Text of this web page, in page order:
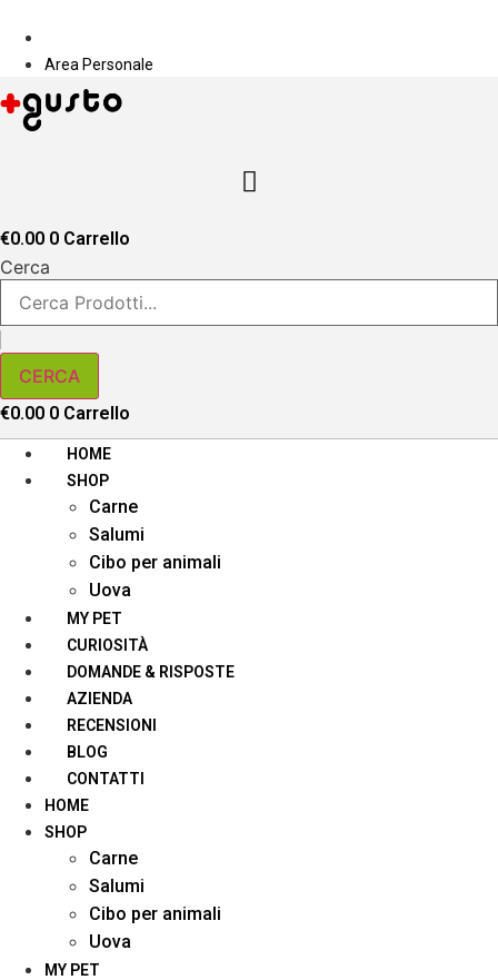
contenutoArea Personale
€0.00 0 Carrello
Cerca
CERCA
€0.00 0 Carrello
HOME
SHOP
Carne
Salumi
Cibo per animali
Uova
MY PET
CURIOSITÀ
DOMANDE & RISPOSTE
AZIENDA
RECENSIONI
BLOG
CONTATTI
HOME
SHOP
Carne
Salumi
Cibo per animali
Uova
MY PET